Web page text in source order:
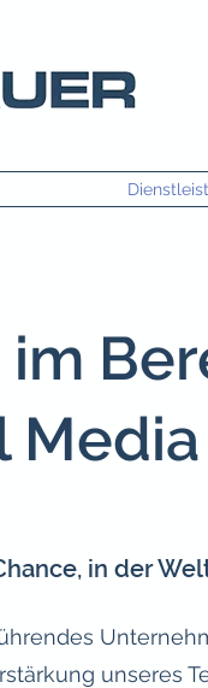
in der
unseres